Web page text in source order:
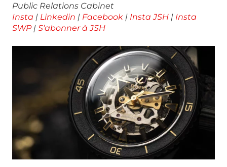
Public Relations Cabinet
Insta | Linkedin | Facebook | Insta JSH | Insta
SWP| S’abonner à JSH